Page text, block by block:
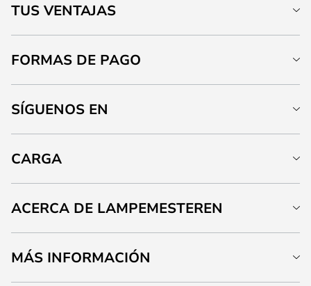
TUS VENTAJAS
FORMAS DE PAGO
SÍGUENOS EN
CARGA
ACERCA DE LAMPEMESTEREN
MÁS INFORMACIÓN